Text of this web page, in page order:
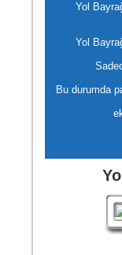
Yol
Yol
Bu durumda